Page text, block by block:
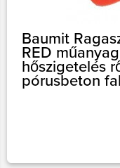
Baumit
RED
hőszigetelés
pórusbeton